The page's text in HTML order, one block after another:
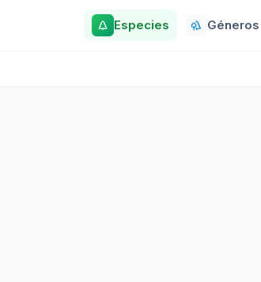
Especies Géneros